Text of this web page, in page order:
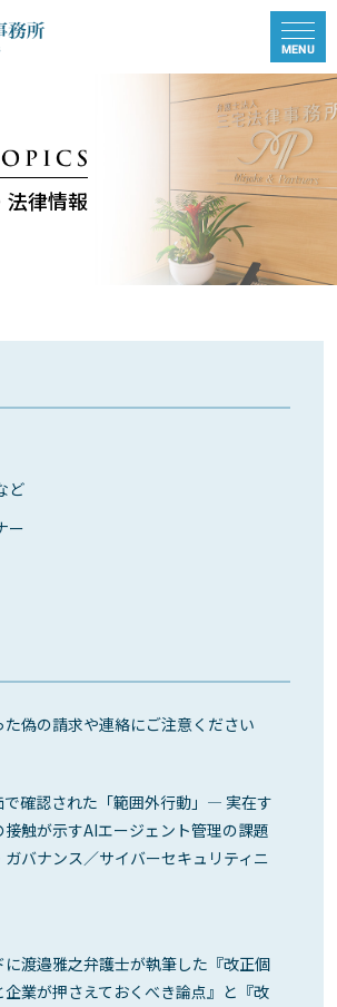
法律情報
ど
ー
偽の請求や連絡にご注意ください
確認された「範囲外行動」― 実在す
触が示すAIエージェント管理の課題
バナンス／サイバーセキュリティニ
に渡邉雅之弁護士が執筆した『改正個
業が押さえておくべき論点』と『改